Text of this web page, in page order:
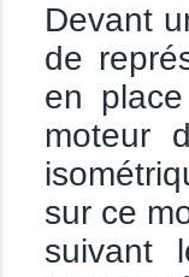
Devant
de
en
moteur
sur ce
suivant